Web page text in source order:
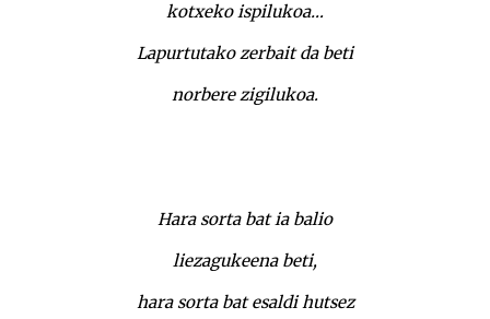
kotxeko ispilukoa…
Lapurtutako zerbait da beti
norbere zigilukoa.
Hara sorta bat ia balio
liezagukeena beti,
hara sorta bat esaldi hutsez